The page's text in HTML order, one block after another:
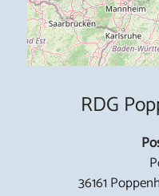
RDG
36161